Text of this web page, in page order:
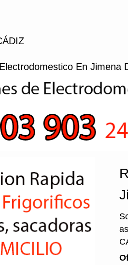
En Jimena